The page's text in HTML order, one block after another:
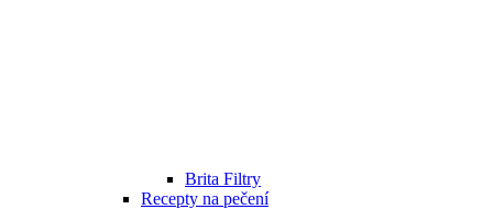
Brita Filtry
Recepty na pečení